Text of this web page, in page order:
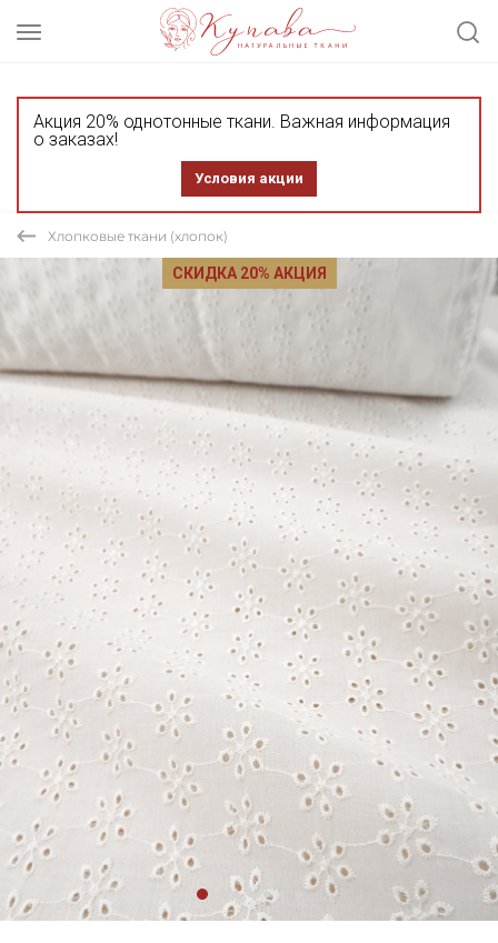
Акция 20% однотонные ткани. Важная информация
о заказах!
Условия акции
Хлопковые ткани (хлопок)
СКИДКА 20% АКЦИЯ